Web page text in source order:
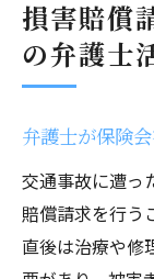
損害賠償
の弁護士
弁護士が保険
交通事故に遭っ
賠償請求を行う
直後は治療や修